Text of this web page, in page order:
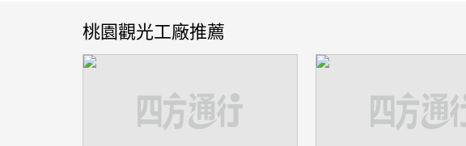
桃園觀光工廠推薦